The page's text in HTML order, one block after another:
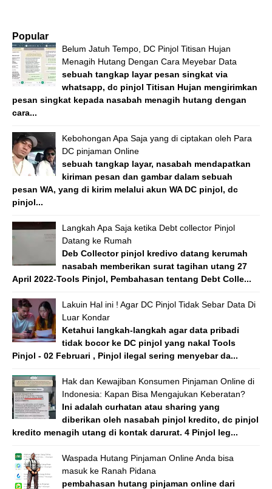
Popular
Belum Jatuh Tempo, DC Pinjol Titisan Hujan
Menagih Hutang Dengan Cara Meyebar Data
sebuah tangkap layar pesan singkat via
whatsapp, dc pinjol Titisan Hujan mengirimkan
pesan singkat kepada nasabah menagih hutang dengan
cara...
Kebohongan Apa Saja yang di ciptakan oleh Para
DC pinjaman Online
sebuah tangkap layar, nasabah mendapatkan
kiriman pesan dan gambar dalam sebuah
pesan WA, yang di kirim melalui akun WA DC pinjol, dc
pinjol...
Langkah Apa Saja ketika Debt collector Pinjol
Datang ke Rumah
Deb Collector pinjol kredivo datang kerumah
nasabah memberikan surat tagihan utang 27
April 2022-Tools Pinjol, Pembahasan tentang Debt Colle...
Lakuin Hal ini ! Agar DC Pinjol Tidak Sebar Data Di
Luar Kondar
Ketahui langkah-langkah agar data pribadi
tidak bocor ke DC pinjol yang nakal Tools
Pinjol - 02 Februari , Pinjol ilegal sering menyebar da...
Hak dan Kewajiban Konsumen Pinjaman Online di
Indonesia: Kapan Bisa Mengajukan Keberatan?
Ini adalah curhatan atau sharing yang
diberikan oleh nasabah pinjol kredito, dc pinjol
kredito menagih utang di kontak darurat. 4 Pinjol leg...
Waspada Hutang Pinjaman Online Anda bisa
masuk ke Ranah Pidana
pembahasan hutang pinjaman online dari